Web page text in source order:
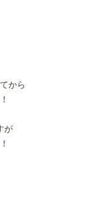
から
が